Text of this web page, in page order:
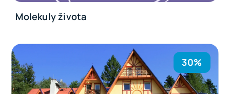
Molekuly života
30%